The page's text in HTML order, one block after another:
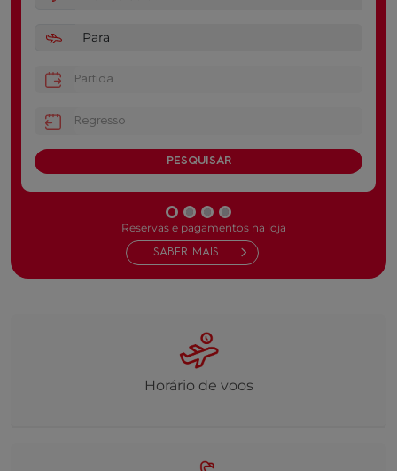
PESQUISAR
Reservas e pagamentos na loja
SABER MAIS
Horário de voos